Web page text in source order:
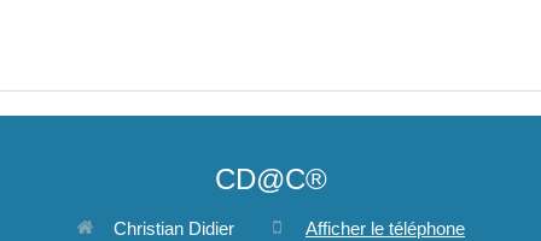
CD@C®
Christian Didier
Afficher le téléphone